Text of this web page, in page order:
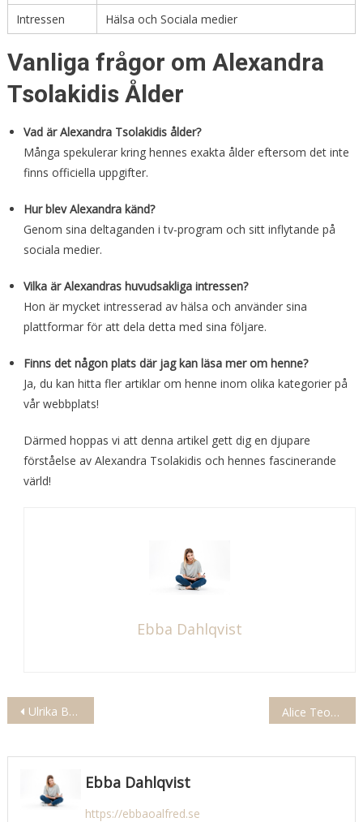
Intressen Hälsa och Sociala medier
Vanliga frågor om Alexandra
Tsolakidis Ålder
Vad är Alexandra Tsolakidis ålder?
Många spekulerar kring hennes exakta ålder eftersom det inte
finns officiella uppgifter.
Hur blev Alexandra känd?
Genom sina deltaganden i tv-program och sitt inflytande på
sociala medier.
Vilka är Alexandras huvudsakliga intressen?
Hon är mycket intresserad av hälsa och använder sina
plattformar för att dela detta med sina följare.
Finns det någon plats där jag kan läsa mer om henne?
Ja, du kan hitta fler artiklar om henne inom olika kategorier på
vår webbplats!
Därmed hoppas vi att denna artikel gett dig en djupare
förståelse av Alexandra Tsolakidis och hennes fascinerande
värld!
Ebba Dahlqvist
Inläggsnavigering
Ulrika Bergsten Barn – All Fakta Alice Teodorescu Son: Familjeliv
Ebba Dahlqvist
https://ebbaoalfred.se